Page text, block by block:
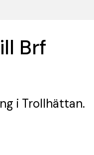
Brf
i Trollhättan.